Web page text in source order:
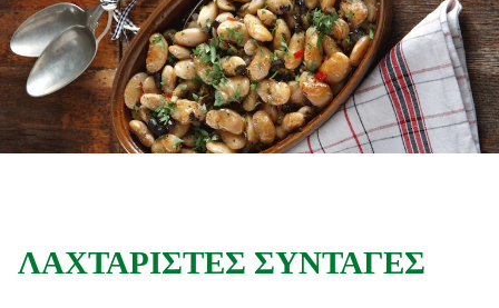
Συνταγές από τον Γιώργο Τσούλη
Συνταγές από την Μαργαρίτα Νικολαΐδη
ΛΑΧΤΑΡΙΣΤΕΣ ΣΥΝΤΑΓΕΣ